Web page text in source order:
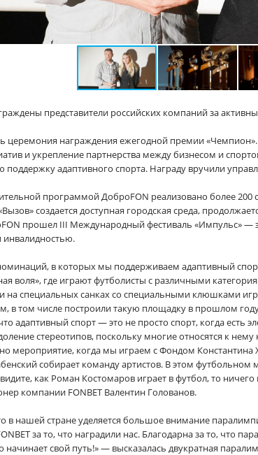
представители российских компаний за
церемония награждения ежегодной премии
и укрепление партнерства между бизнесом и
поддержку адаптивного спорта. Награду вручили
программой ДоброFON реализовано более
создается доступная городская среда,
прошел III Международный фестиваль «Импульс» —
инвалидностью.
в которых мы поддерживаем адаптивный
воля», где играют футболисты с различными
на специальных санках со специальными клюшками
в том числе построили такую площадку в прошлом
адаптивный спорт — это не просто спорт, когда есть
стереотипов, поскольку многие относятся к
мероприятие, когда мы играем с Фондом
собирает команду артистов. В этом
как Роман Костомаров играет в футбол, то
компании FONBET Валентин Голованов.
в нашей стране уделяется большое внимание
за то, что наградили нас. Благодарна за то, что
начинает свой путь!» — высказалась двукратная